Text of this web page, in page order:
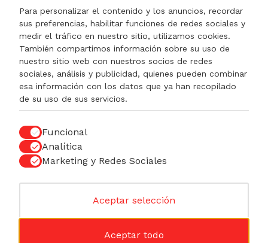
Diseño y desarrollo web por: Ascensie Online
Menciones
legales
Política de privacidad
Términos y condiciones
derechos reservados
Faraone
3.013,97€
Para personalizar el contenido y los anuncios, recordar
sus preferencias, habilitar funciones de redes sociales y
medir el tráfico en nuestro sitio, utilizamos cookies.
También compartimos información sobre su uso de
nuestro sitio web con nuestros socios de redes
sociales, análisis y publicidad, quienes pueden combinar
esa información con los datos que ya han recopilado
de su uso de sus servicios.
Funcional
Analítica
Marketing y Redes Sociales
Aceptar selección
Aceptar todo
Diálogo de consentimiento abierto